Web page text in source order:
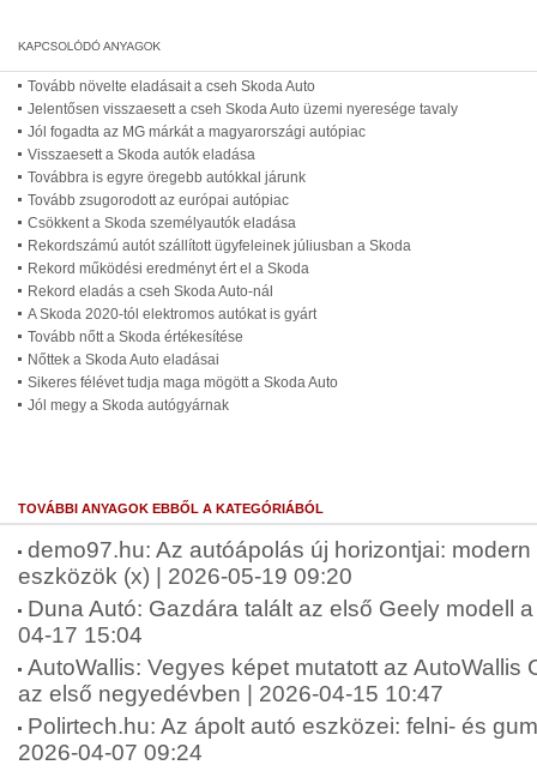
Tovább növelte eladásait a cseh Skoda Auto
Jelentősen visszaesett a cseh Skoda Auto üzemi nyeresége tavaly
Jól fogadta az MG márkát a magyarországi autópiac
Visszaesett a Skoda autók eladása
Továbbra is egyre öregebb autókkal járunk
Tovább zsugorodott az európai autópiac
Csökkent a Skoda személyautók eladása
Rekordszámú autót szállított ügyfeleinek júliusban a Skoda
Rekord működési eredményt ért el a Skoda
Rekord eladás a cseh Skoda Auto-nál
A Skoda 2020-tól elektromos autókat is gyárt
Tovább nőtt a Skoda értékesítése
Nőttek a Skoda Auto eladásai
Sikeres félévet tudja maga mögött a Skoda Auto
Jól megy a Skoda autógyárnak
TOVÁBBI ANYAGOK EBBŐL A KATEGÓRIÁBÓL
demo97.hu: Az autóápolás új horizontjai:
eszközök (x) | 2026-05-19 09:20
Duna Autó: Gazdára talált az első Geely modell
04-17 15:04
AutoWallis: Vegyes képet mutatott az AutoWallis
az első negyedévben | 2026-04-15 10:47
Polirtech.hu: Az ápolt autó eszközei: felni- és
2026-04-07 09:24